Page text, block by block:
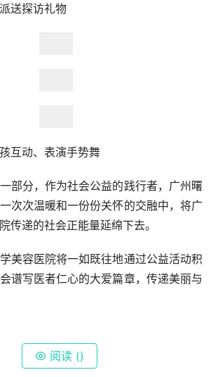
送探访礼物
互动、表演手势舞
部分，作为社会公益的践行者，广州曙
次次温暖和一份份关怀的交融中，将广
传递的社会正能量延绵下去。
美容医院将一如既往地通过公益活动积
谱写医者仁心的大爱篇章，传递美丽与
阅读 ()